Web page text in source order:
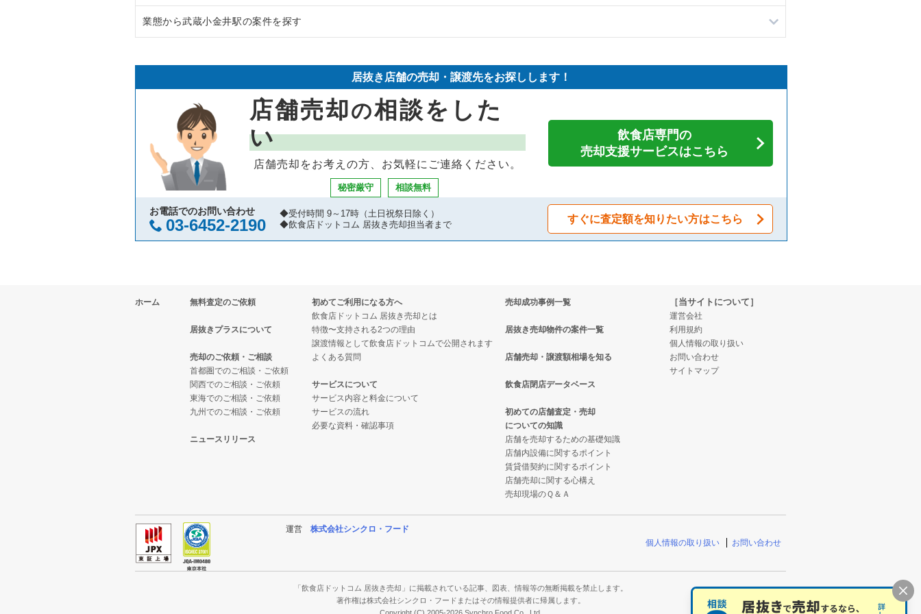
八王子市の飲食店の居抜き売却物件の案件一覧
立川市の飲食店の居抜き売却物件の案件一覧
町田市の飲食店の居抜き売却物件の案件一覧
東村山市の飲食店の居抜き売却物件の案件一覧
国立市の飲食店の居抜き売却物件の案件一覧
小金井市の飲食店の居抜き売却物件の案件一覧
府中市の飲食店の居抜き売却物件の案件一覧
昭島市の飲食店の居抜き売却物件の案件一覧
稲城市の飲食店の居抜き売却物件の案件一覧
三鷹市の飲食店の居抜き売却物件の案件一覧
清瀬市の飲食店の居抜き売却物件の案件一覧
小平市の飲食店の居抜き売却物件の案件一覧
狛江市の飲食店の居抜き売却物件の案件一覧
西東京市の飲食店の居抜き売却物件の案件一覧
日野市の飲食店の居抜き売却物件の案件一覧
東京都下のラーメンの居抜き売却物件の案件一覧
東京都下のイタリア料理の居抜き売却物件の案件一覧
東京都下の中華の居抜き売却物件の案件一覧
東京都下のそば・うどんの居抜き売却物件の案件一覧
東京都下の寿司の居抜き売却物件の案件一覧
東京都下の焼肉の居抜き売却物件の案件一覧
東京都下の鉄板焼き・お好み焼の居抜き売却物件の案件一覧
東京都下のカフェの居抜き売却物件の案件一覧
東京都下のテイクアウトの居抜き売却物件の案件一覧
東京都下のお弁当・惣菜・デリの居抜き売却物件の案件一覧
東京都下のカラオケ・パブ・スナックの居抜き売却物件の案件一覧
東京都下のバーの居抜き売却物件の案件一覧
東京都下の和食の居抜き売却物件の案件一覧
東京都下の洋食の居抜き売却物件の案件一覧
東京都下のその他の居抜き売却物件の案件一覧
業態から武蔵小金井駅の案件を探す
武蔵小金井駅の焼肉の居抜き売却物件の案件一覧
武蔵小金井駅のアジア料理の居抜き売却物件の案件一覧
武蔵小金井駅のカフェの居抜き売却物件の案件一覧
武蔵小金井駅の居酒屋・ダイニングバーの居抜き売却物件の案件一覧
武蔵小金井駅のその他の居抜き売却物件の案件一覧
居抜き店舗の売却・譲渡先をお探しします！
店舗売却の相談をした
い
店舗売却をお考えの方、お気軽にご連絡ください。
秘密厳守 相談無料
飲食店専門の
売却支援サービスはこちら
お電話でのお問い合わせ
03-6452-2190
◆受付時間 9～17時（土日祝祭日除く）
◆飲食店ドットコム 居抜き売却担当者まで
すぐに査定額を知りたい方はこちら
ホーム 無料査定のご依頼
居抜きプラスについて
売却のご依頼・ご相談
首都圏でのご相談・ご依頼
関西でのご相談・ご依頼
東海でのご相談・ご依頼
九州でのご相談・ご依頼
ニュースリリース
初めてご利用になる方へ
飲食店ドットコム 居抜き売却とは
特徴〜支持される2つの理由
譲渡情報として飲食店ドットコムで公開されます
よくある質問
サービスについて
サービス内容と料金について
サービスの流れ
必要な資料・確認事項
売却成功事例一覧
居抜き売却物件の案件一覧
店舗売却・譲渡額相場を知る
飲食店閉店データベース
初めての店舗査定・売却
についての知識
店舗を売却するための基礎知識
店舗内設備に関するポイント
賃貸借契約に関するポイント
店舗売却に関する心構え
売却現場のＱ＆Ａ
［当サイトについて］
運営会社
利用規約
個人情報の取り扱い
お問い合わせ
サイトマップ
運営 株式会社シンクロ・フード
個人情報の取り扱い
お問い合わせ
「飲食店ドットコム 居抜き売却」に掲載されている記事、図表、情報等の無断掲載を禁止します。
著作権は株式会社シンクロ・フードまたはその情報提供者に帰属します。